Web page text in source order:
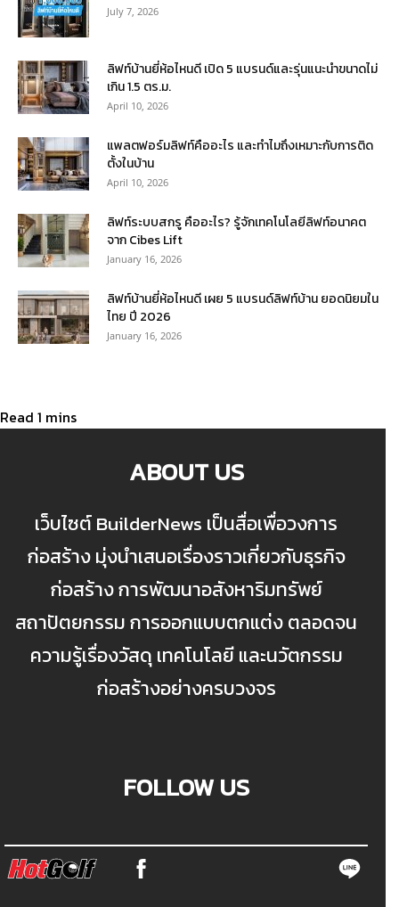
July 7, 2026
ลิฟท์บ้านยี่ห้อไหนดี เปิด 5 แบรนด์และรุ่นแนะนำขนาดไม่
เกิน 1.5 ตร.ม.
April 10, 2026
แพลตฟอร์มลิฟท์คืออะไร และทำไมถึงเหมาะกับการติด
ตั้งในบ้าน
April 10, 2026
ลิฟท์ระบบสกรู คืออะไร? รู้จักเทคโนโลยีลิฟท์อนาคต
จาก Cibes Lift
January 16, 2026
ลิฟท์บ้านยี่ห้อไหนดี เผย 5 แบรนด์ลิฟท์บ้าน ยอดนิยมใน
ไทย ปี 2026
January 16, 2026
ABOUT US
เว็บไซต์ BuilderNews เป็นสื่อเพื่อวงการ
ก่อสร้าง มุ่งนำเสนอเรื่องราวเกี่ยวกับธุรกิจ
ก่อสร้าง การพัฒนาอสังหาริมทรัพย์
สถาปัตยกรรม การออกแบบตกแต่ง ตลอดจน
ความรู้เรื่องวัสดุ เทคโนโลยี และนวัตกรรม
ก่อสร้างอย่างครบวงจร
FOLLOW US